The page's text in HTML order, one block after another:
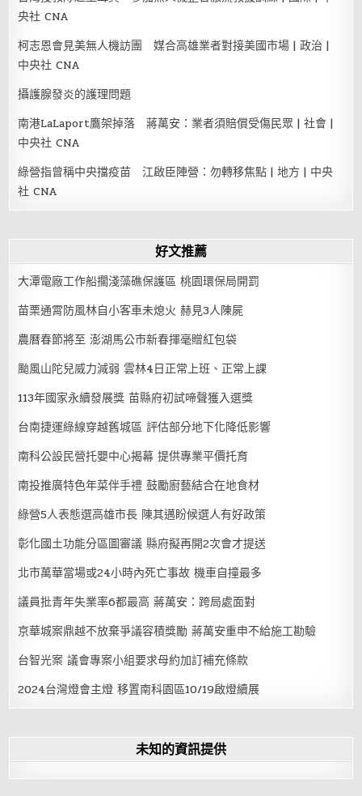
央社 CNA
柯志恩會見美無人機訪團 媒合高雄業者對接美國市場 | 政治 |
中央社 CNA
攝護腺發炎的護理問題
南港LaLaport鷹架掉落 蔣萬安：業者須賠償受傷民眾 | 社會 |
中央社 CNA
綠營指曾稱中央擋疫苗 江啟臣陣營：勿轉移焦點 | 地方 | 中央
社 CNA
好文推薦
大潭電廠工作船擱淺藻礁保護區 桃園環保局開罰
苗栗通霄防風林自小客車未熄火 赫見3人陳屍
農曆春節將至 澎湖馬公市新春揮毫贈紅包袋
颱風山陀兒威力減弱 雲林4日正常上班、正常上課
113年國家永續發展獎 苗縣府初試啼聲獲入選獎
台南捷運綠線穿越舊城區 評估部分地下化降低影響
南科公設民營托嬰中心揭幕 提供專業平價托育
南投推廣特色年菜伴手禮 鼓勵廚藝結合在地食材
綠營5人表態選高雄市長 陳其邁盼候選人有好政策
彰化國土功能分區圖審議 縣府擬再開2次會才提送
北市萬華當場或24小時內死亡事故 機車自撞最多
議員批青年失業率6都最高 蔣萬安：跨局處面對
京華城案鼎越不放棄爭議容積獎勵 蔣萬安重申不給施工勘驗
台智光案 議會專案小組要求母約加訂補充條款
2024台灣燈會主燈 移置南科園區10/19啟燈續展
未知的資訊提供